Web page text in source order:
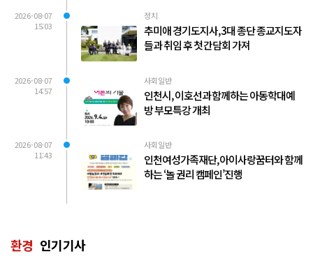
2026-08-07
15:03
정치
추미애 경기도지사, 3대 종단 종교지도자
들과 취임 후 첫 간담회 가져
2026-08-07
14:57
사회일반
인천시, 이호선과 함께하는 아동학대예
방 부모특강 개최
2026-08-07
11:43
사회일반
인천여성가족재단, 아이사랑꿈터와 함께
하는 ‘놀 권리 캠페인’진행
환경 인기기사